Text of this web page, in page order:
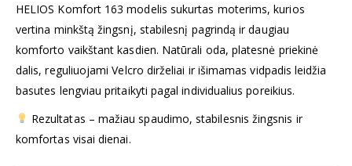
HELIOS Komfort 163 modelis sukurtas moterims, kurios
vertina minkštą žingsnį, stabilesnį pagrindą ir daugiau
komforto vaikštant kasdien. Natūrali oda, platesnė priekinė
dalis, reguliuojami Velcro dirželiai ir išimamas vidpadis leidžia
basutes lengviau pritaikyti pagal individualius poreikius.
Rezultatas – mažiau spaudimo, stabilesnis žingsnis ir
komfortas visai dienai.